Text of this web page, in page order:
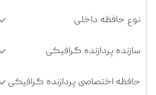
نوع حافظه داخلی
سازنده پردازنده گرافیکی
حافظه اختصاصی پردازنده گرافیکی